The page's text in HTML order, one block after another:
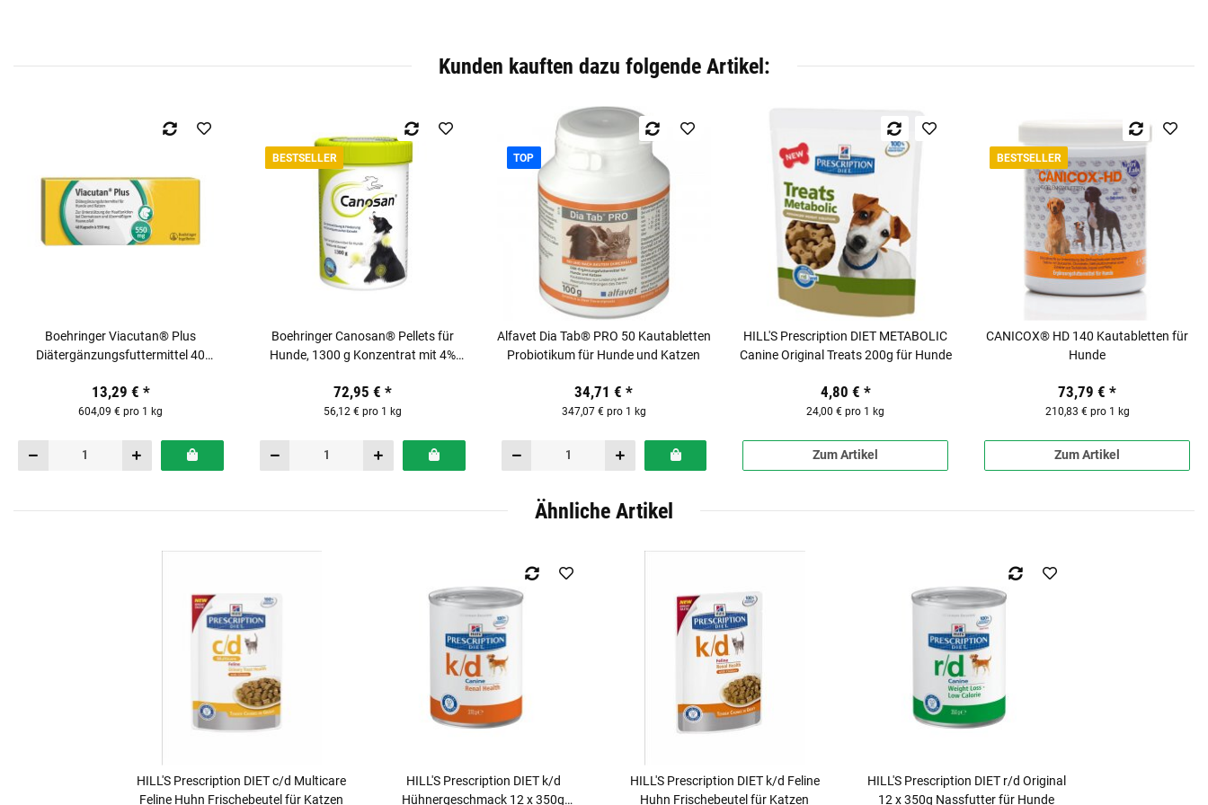
Kunden kauften dazu folgende Artikel:
Boehringer Viacutan® Plus
Diätergänzungsfuttermittel 40
13,29 € *
604,09 € pro 1 kg
BESTSELLER
Boehringer Canosan® Pellets für
Hunde, 1300 g Konzentrat mit 4%
72,95 € *
56,12 € pro 1 kg
TOP
Alfavet Dia Tab® PRO 50 Kautabletten
Probiotikum für Hunde und Katzen
34,71 €*
347,07 € pro 1 kg
HILL'S Prescription DIET METABOLIC
Canine Original Treats 200g für Hunde
4,80 € *
24,00 € pro 1 kg
Zum Artikel
BESTSELLER
CANICOX® HD 140 Kautabletten für
Hunde
73,79 €*
210,83 € pro 1 kg
Zum Artikel
Ähnliche Artikel
HILL'S Prescription DIET c/d Multicare
Feline Huhn Frischebeutel für Katzen
HILL'S Prescription DIET k/d
Hühnergeschmack 12 x 350g
HILL'S Prescription DIET k/d Feline
Huhn Frischebeutel für Katzen
HILL'S Prescription DIET r/d Original
12 x 350g Nassfutter für Hunde